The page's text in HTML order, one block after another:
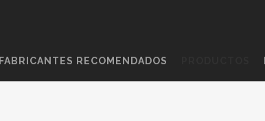
FABRICANTES RECOMENDADOS